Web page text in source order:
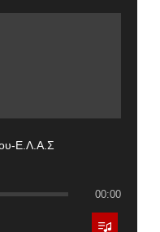
Ε.Λ.Α.Σ
00:00